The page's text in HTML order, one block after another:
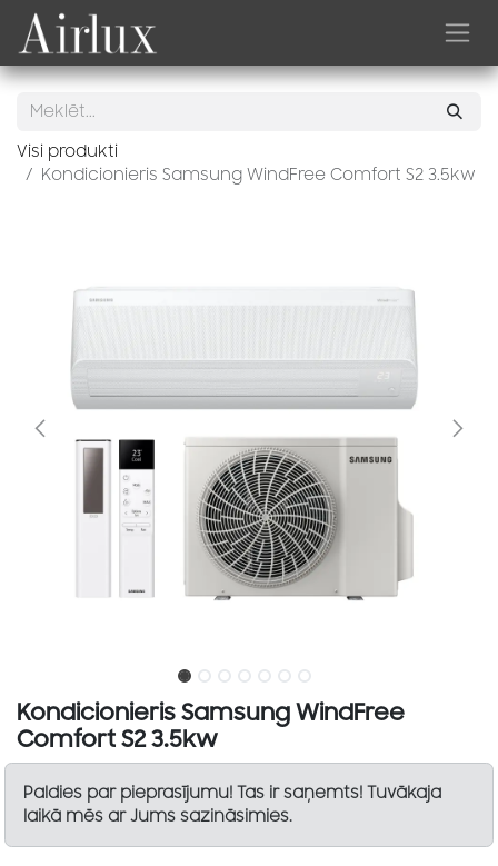
Skip to Content
Visi produkti
Kondicionieris Samsung WindFree Comfort S2 3.5kw
Kondicionieris Samsung WindFree
Comfort S2 3.5kw
Paldies par pieprasījumu! Tas ir saņemts! Tuvākaja
laikā mēs ar Jums sazināsimies.